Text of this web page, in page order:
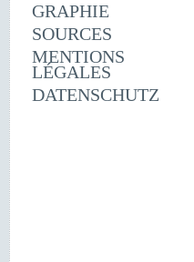
GRAPHIE
SOURCES
MENTIONS
LÉGALES
DATENSCHUTZ